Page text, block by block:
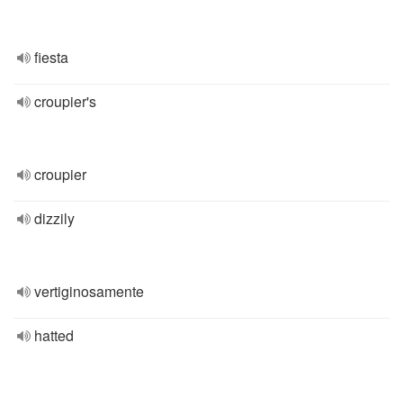
fiesta
croupier's
croupier
dizzily
vertiginosamente
hatted